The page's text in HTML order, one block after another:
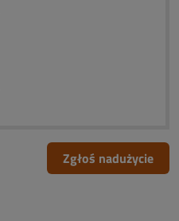
Zgłoś nadużycie